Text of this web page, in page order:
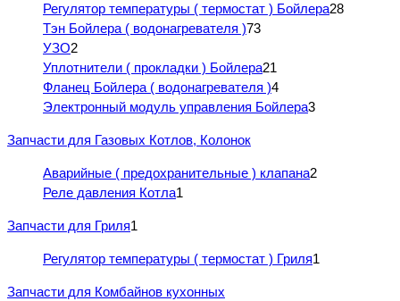
Регулятор температуры ( термостат ) Бойлера28
Тэн Бойлера ( водонагревателя )73
УЗО2
Уплотнители ( прокладки ) Бойлера21
Фланец Бойлера ( водонагревателя )4
Электронный модуль управления Бойлера3
Запчасти для Газовых Котлов, Колонок
Аварийные ( предохранительные ) клапана2
Реле давления Котла1
Запчасти для Гриля1
Регулятор температуры ( термостат ) Гриля1
Запчасти для Комбайнов кухонных